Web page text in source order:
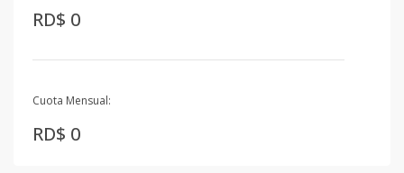
RD$ 0
Cuota Mensual:
RD$ 0